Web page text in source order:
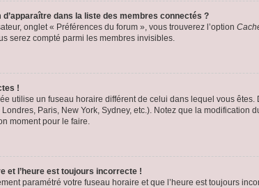
dans la liste des membres connectés ?
onglet « Préférences du forum », vous trouverez l’option
serez compté parmi les membres invisibles.
!
utilise un fuseau horaire différent de celui dans lequel vous êtes.
Paris, New York, Sydney, etc.). Notez que la
moment pour le faire.
et l’heure est toujours incorrecte !
paramétré votre fuseau horaire et que l’heure est toujours